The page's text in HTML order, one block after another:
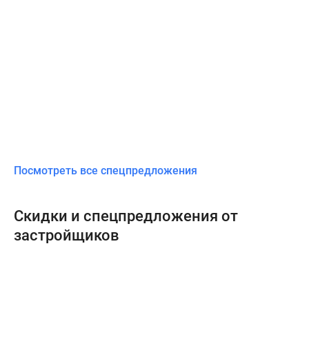
Посмотреть все спецпредложения
Скидки и спецпредложения от
застройщиков